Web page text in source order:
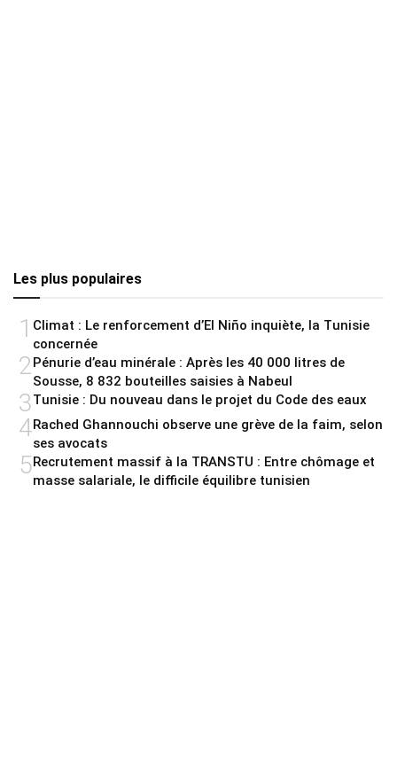
Les plus populaires
1 Climat : Le renforcement d’El Niño inquiète, la Tunisie
concernée
2Pénurie d’eau minérale : Après les 40 000 litres de
Sousse, 8 832 bouteilles saisies à Nabeul
3Tunisie : Du nouveau dans le projet du Code des eaux
4Rached Ghannouchi observe une grève de la faim, selon
ses avocats
5Recrutement massif à la TRANSTU : Entre chômage et
masse salariale, le difficile équilibre tunisien